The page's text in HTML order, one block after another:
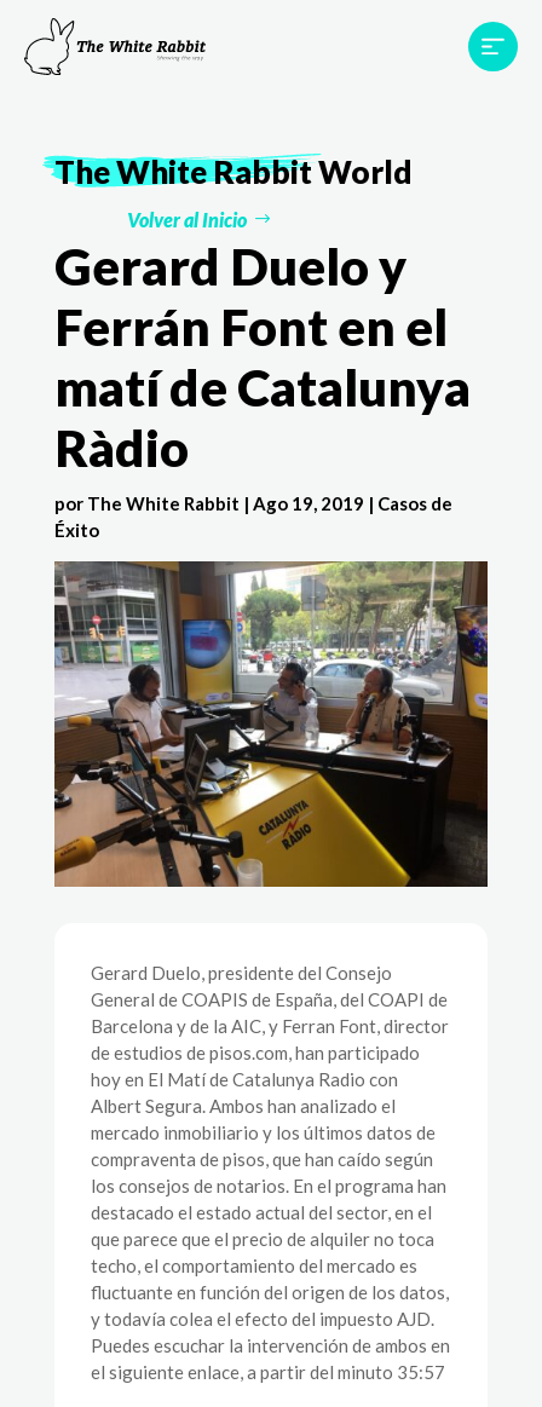
Proyectos
Testimonios
TWR World
The White RabbitWorld
Volver al Inicio
Gerard Duelo y
Ferrán Font en el
matí de Catalunya
Ràdio
por The White Rabbit | Ago 19, 2019 | Casos de
Éxito
Gerard Duelo, presidente del Consejo
General de COAPIS de España, del COAPI de
Barcelona y de la AIC, y Ferran Font, director
de estudios de pisos.com, han participado
hoy en El Matí de Catalunya Radio con
Albert Segura. Ambos han analizado el
mercado inmobiliario y los últimos datos de
compraventa de pisos, que han caído según
los consejos de notarios. En el programa han
destacado el estado actual del sector, en el
que parece que el precio de alquiler no toca
techo, el comportamiento del mercado es
fluctuante en función del origen de los datos,
y todavía colea el efecto del impuesto AJD.
Puedes escuchar la intervención de ambos en
el siguiente enlace, a partir del minuto 35:57